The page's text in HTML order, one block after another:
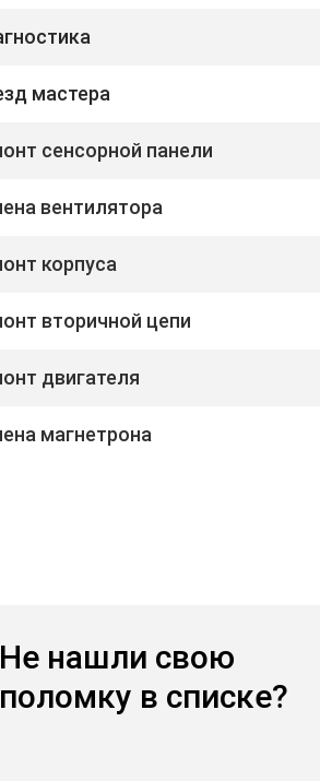
мастера
сенсорной панели
вентилятора
корпуса
вторичной цепи
двигателя
магнетрона
Не нашли свою
поломку в списке?